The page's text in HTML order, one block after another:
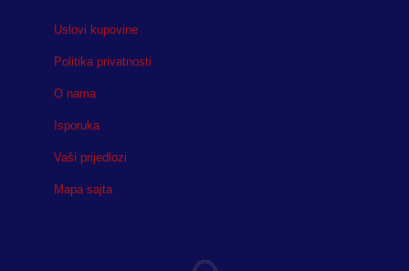
Uslovi kupovine
Politika privatnosti
O nama
Isporuka
Vaši prijedlozi
Mapa sajta